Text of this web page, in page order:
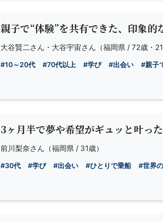
親子で“体験”を共有できた、印象的
大谷賢二さん・大谷宇宙さん （福岡県 / 72歳・21
#10～20代 #70代以上 #学び #出会い #親子
3ヶ月半で夢や希望がギュッと叶った
前川梨奈さん （福岡県 / 31歳）
#30代 #学び #出会い #ひとりで乗船 #世界